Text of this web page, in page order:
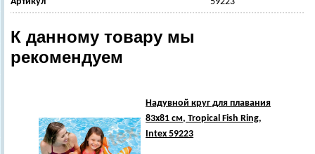
К данному товару мы
рекомендуем
Надувной круг для плавания
83х81 см, Tropical Fish Ring,
Intex 59223